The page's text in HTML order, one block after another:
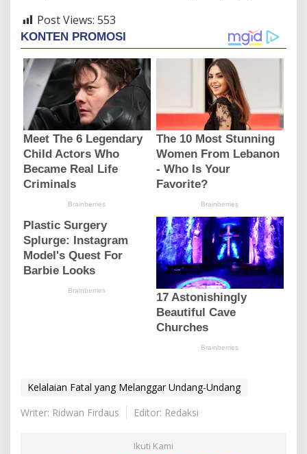
Post Views: 553
Kelalaian Fatal yang Melanggar Undang-Undang
Writer: Ridwan Firdaus
Editor: Redaksi
Ikuti Kami